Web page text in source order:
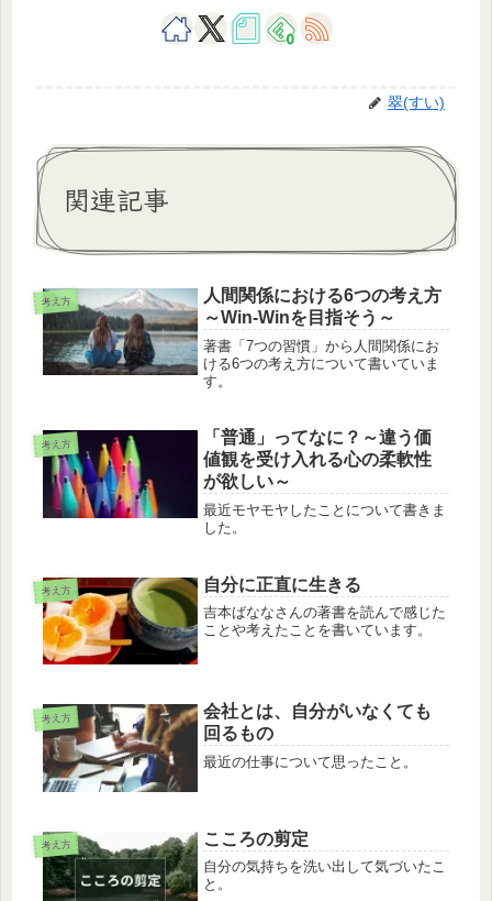
0
翠(すい)
関連記事
考え方
人間関係における6つの考え方
～Win-Winを目指そう～
著書「7つの習慣」から人間関係にお
ける6つの考え方について書いていま
す。
考え方
「普通」ってなに？～違う価
値観を受け入れる心の柔軟性
が欲しい～
最近モヤモヤしたことについて書きま
した。
考え方 自分に正直に生きる
吉本ばななさんの著書を読んで感じた
ことや考えたことを書いています。
考え方
会社とは、自分がいなくても
回るもの
最近の仕事について思ったこと。
考え方 こころの剪定
自分の気持ちを洗い出して気づいたこ
と。